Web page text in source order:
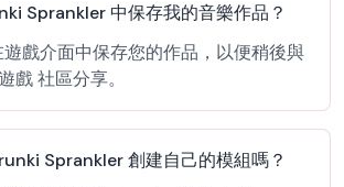
Sprankler 中保存我的音樂作品？
戲介面中保存您的作品，以便稍後與
戲 社區分享。
Sprankler 創建自己的模組嗎？